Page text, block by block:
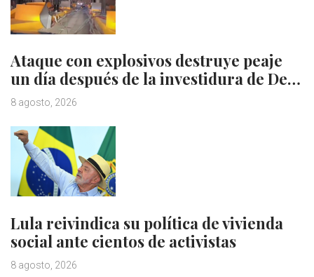
Ataque con explosivos destruye peaje
un día después de la investidura de De…
8 agosto, 2026
Lula reivindica su política de vivienda
social ante cientos de activistas
8 agosto, 2026